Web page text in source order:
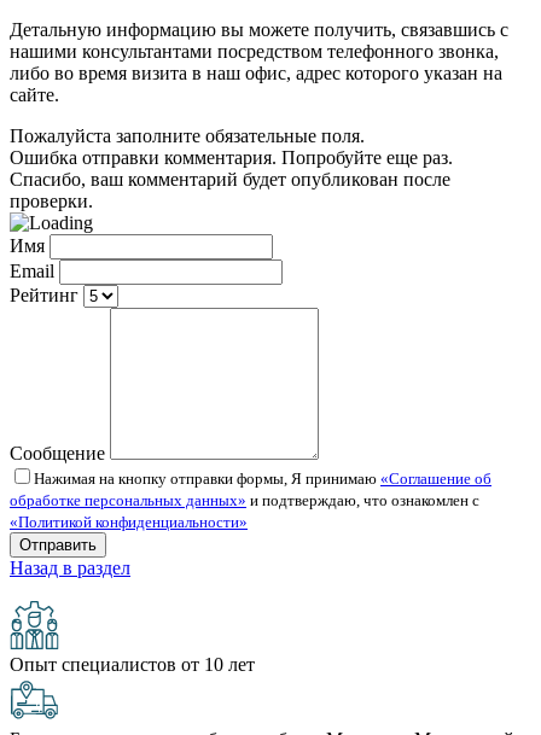
Детальную информацию вы можете получить, связавшись с
нашими консультантами посредством телефонного звонка,
либо во время визита в наш офис, адрес которого указан на
сайте.
Пожалуйста заполните обязательные поля.
Ошибка отправки комментария. Попробуйте еще раз.
Спасибо, ваш комментарий будет опубликован после
проверки.
Имя
Email
Рейтинг
Сообщение
Нажимая на кнопку отправки формы, Я принимаю «Соглашение об
обработке персональных данных» и подтверждаю, что ознакомлен с
«Политикой конфиденциальности»
Назад в раздел
Опыт специалистов от 10 лет